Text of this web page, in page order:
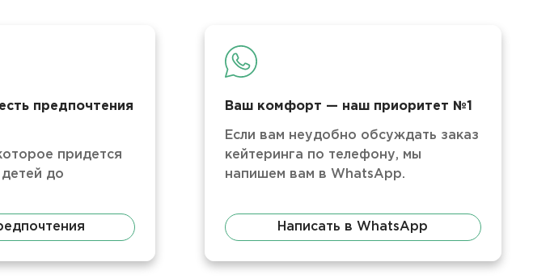
предпочтения
придется
до
Ваш комфорт — наш приоритет №1
Если вам неудобно обсуждать заказ
кейтеринга по телефону, мы
напишем вам в WhatsApp.
Написать в WhatsApp